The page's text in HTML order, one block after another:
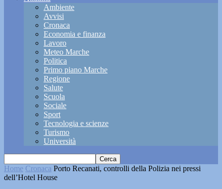
Ambiente
Avvisi
Cronaca
Economia e finanza
Lavoro
Meteo Marche
Politica
Primo piano Marche
Regione
Salute
Scuola
Sociale
Sport
Tecnologia e scienze
Turismo
Università
Home Cronaca Porto Recanati, controlli della Polizia nei pressi
dell’Hotel House